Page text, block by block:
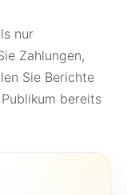
nur
Zahlungen,
Sie Berichte
bereits